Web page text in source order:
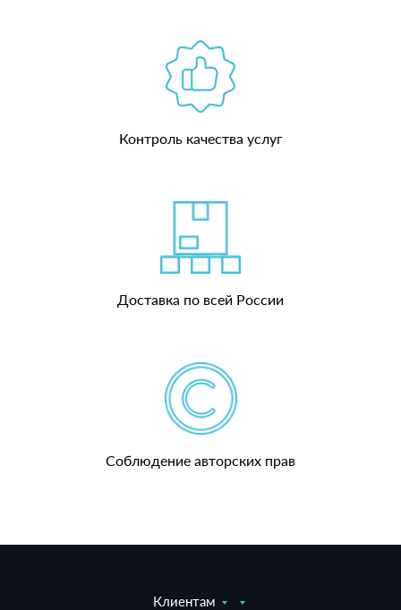
Контроль качества услуг
Доставка по всей России
Соблюдение авторских прав
Клиентам